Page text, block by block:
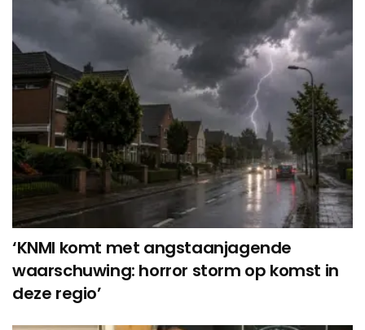
‘KNMI komt met angstaanjagende
waarschuwing: horror storm op komst in
deze regio’